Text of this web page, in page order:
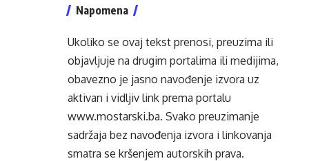
Napomena
Ukoliko se ovaj tekst prenosi, preuzima ili
objavljuje na drugim portalima ili medijima,
obavezno je jasno navođenje izvora uz
aktivan i vidljiv link prema portalu
www.mostarski.ba. Svako preuzimanje
sadržaja bez navođenja izvora i linkovanja
smatra se kršenjem autorskih prava.